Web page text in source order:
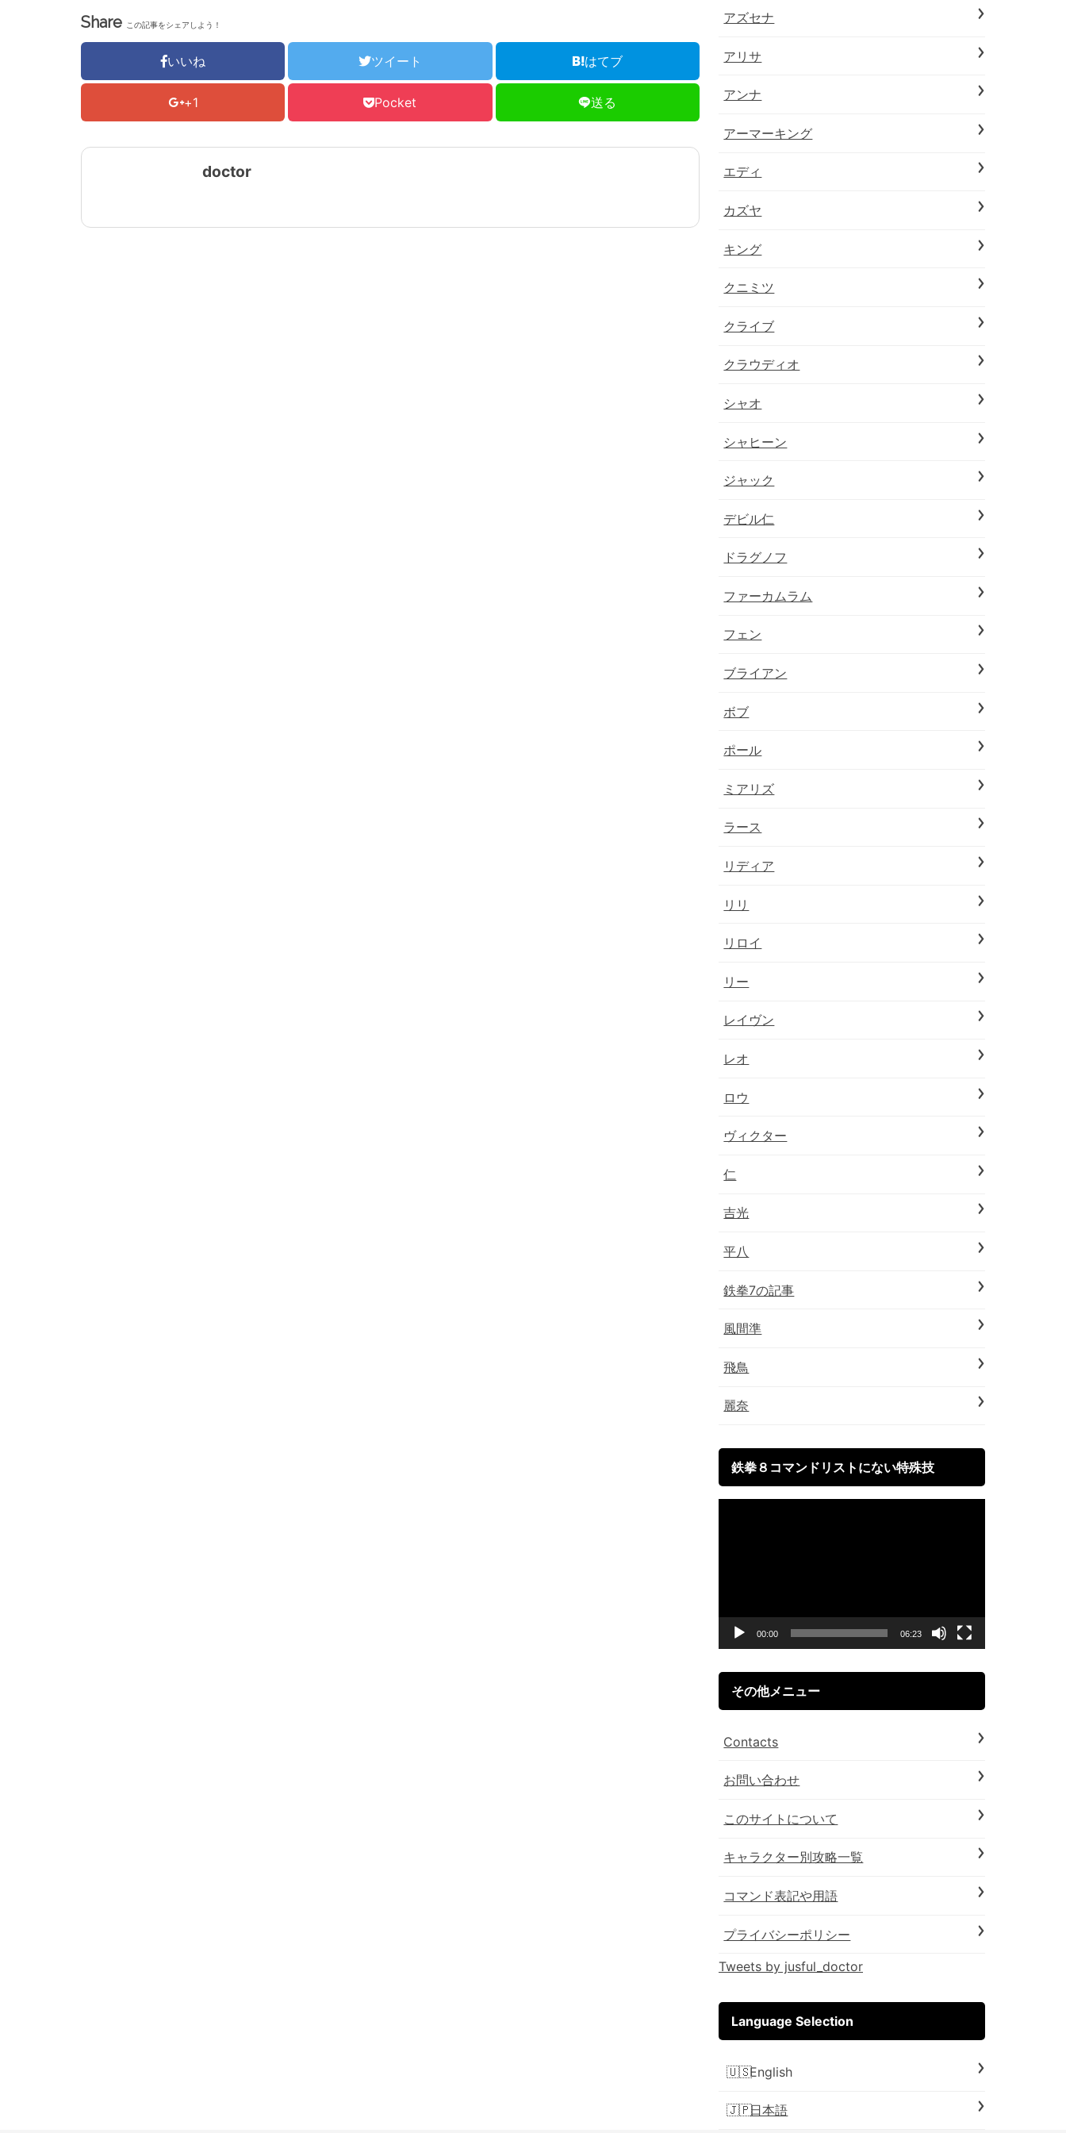
Share この記事をシェアしよう！
いいね ツイート はてブ
+1 Pocket 送る
doctor
アズセナ
アリサ
アンナ
アーマーキング
エディ
カズヤ
キング
クニミツ
クライブ
クラウディオ
シャオ
シャヒーン
ジャック
デビル仁
ドラグノフ
ファーカムラム
フェン
ブライアン
ボブ
ポール
ミアリズ
ラース
リディア
リリ
リロイ
リー
レイヴン
レオ
ロウ
ヴィクター
仁
吉光
平八
鉄拳7の記事
風間準
飛鳥
麗奈
鉄拳８コマンドリストにない特殊技
00:00 06:23
その他メニュー
Contacts
お問い合わせ
このサイトについて
キャラクター別攻略一覧
コマンド表記や用語
プライバシーポリシー
Tweets by jusful_doctor
Language Selection
English
日本語